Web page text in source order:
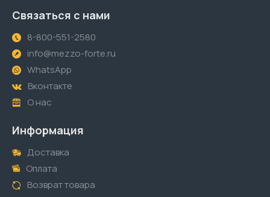
Связаться с нами
8-800-551-2580
info@mezzo-forte.ru
WhatsApp
Вконтакте
О нас
Информация
Доставка
Оплата
Возврат товара